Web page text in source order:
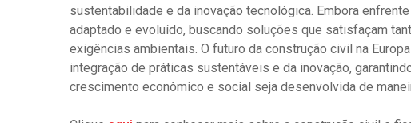
sustentabilidade e da inovação tecnológica. Embora
adaptado e evoluído, buscando soluções que satisfaçam
exigências ambientais. O futuro da construção civil na
integração de práticas sustentáveis e da inovação,
crescimento econômico e social seja desenvolvida de